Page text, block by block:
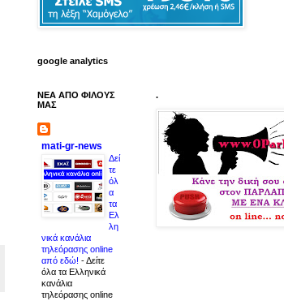
google analytics
ΝΕΑ ΑΠΟ ΦΙΛΟΥΣ
ΜΑΣ
mati-gr-news
Δεί
τε
όλ
α
τα
Ελ
λη
νικά κανάλια
τηλεόρασης online
από εδώ! -Δείτε
όλα τα Ελληνικά
κανάλια
τηλεόρασης online
.